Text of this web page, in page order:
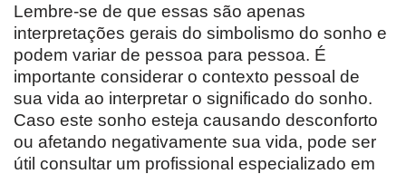
Lembre-se de que essas são apenas
interpretações gerais do simbolismo do sonho e
podem variar de pessoa para pessoa. É
importante considerar o contexto pessoal de
sua vida ao interpretar o significado do sonho.
Caso este sonho esteja causando desconforto
ou afetando negativamente sua vida, pode ser
útil consultar um profissional especializado em